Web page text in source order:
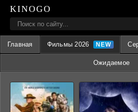
KINOGO
Главная Фильмы 2026
Ожидаемое